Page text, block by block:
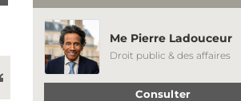
Me Pierre Ladouceur
Droit public & des affaires
Consulter